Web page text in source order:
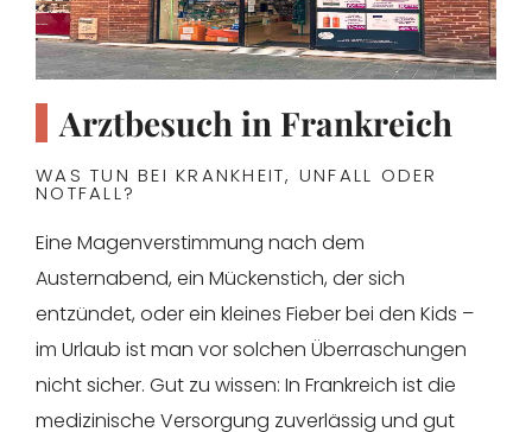
Arztbesuch in Frankreich
WAS TUN BEI KRANKHEIT, UNFALL ODER
NOTFALL?
Eine Magenverstimmung nach dem
Austernabend, ein Mückenstich, der sich
entzündet, oder ein kleines Fieber bei den Kids –
im Urlaub ist man vor solchen Überraschungen
nicht sicher. Gut zu wissen: In Frankreich ist die
medizinische Versorgung zuverlässig und gut